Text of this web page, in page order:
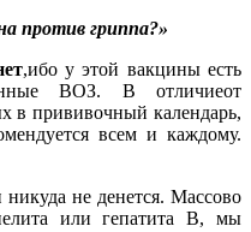
против гриппа?»
,ибо у этой вакцины есть
ВОЗ. В отличиеот
в прививочный календарь,
всем и каждому.
не денется. Массово
или гепатита В, мы